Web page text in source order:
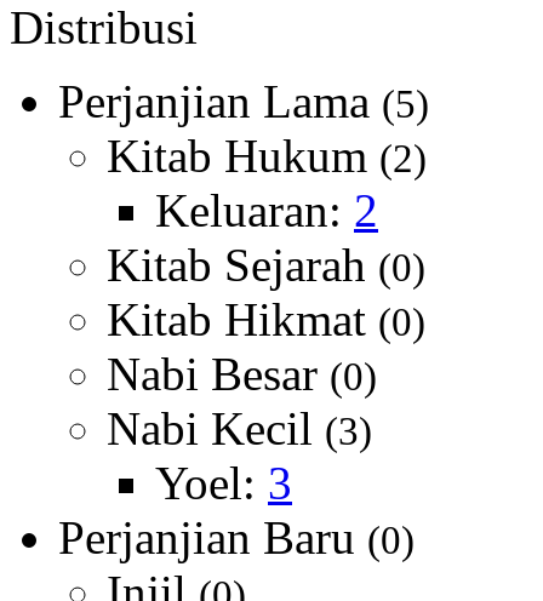
Distribusi
Perjanjian Lama (5)
Kitab Hukum (2)
Keluaran: 2
Kitab Sejarah (0)
Kitab Hikmat (0)
Nabi Besar (0)
Nabi Kecil (3)
Yoel: 3
Perjanjian Baru (0)